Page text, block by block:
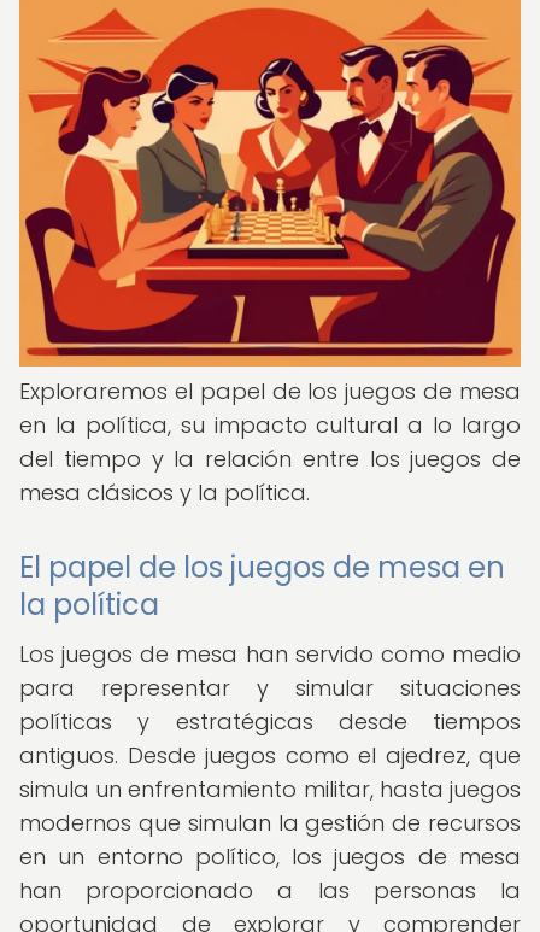
Exploraremos el papel de los juegos de mesa
en la política, su impacto cultural a lo largo
del tiempo y la relación entre los juegos de
mesa clásicos y la política.
El papel de los juegos de mesa en
la política
Los juegos de mesa han servido como medio
para representar y simular situaciones
políticas y estratégicas desde tiempos
antiguos. Desde juegos como el ajedrez, que
simula un enfrentamiento militar, hasta juegos
modernos que simulan la gestión de recursos
en un entorno político, los juegos de mesa
han proporcionado a las personas la
oportunidad de explorar y comprender